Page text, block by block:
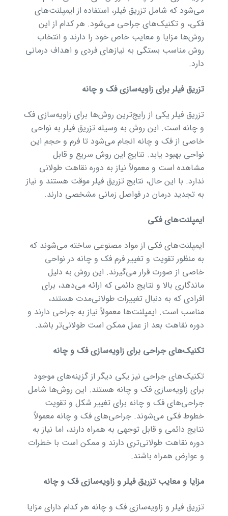
می‌شود که شامل تزریق فیلر، استفاده از ایمپلنت‌های
فکی، و تکنیک‌های جراحی می‌شود. هر کدام از این
روش‌ها مزایا و معایب خاص خود را دارند و انتخاب
روش مناسب بستگی به نیازهای فردی و اهداف درمانی
دارد.
تزریق فیلر برای زاویه‌سازی فک و چانه
تزریق فیلر یکی از رایج‌ترین روش‌ها برای زاویه‌سازی فک
و چانه است. این روش به وسیله تزریق فیلر به نواحی
خاصی از فک و چانه انجام می‌شود تا فرم و حجم این
نواحی بهبود یابد. نتایج این روش سریع و قابل
مشاهده است و معمولاً نیاز به دوره نقاهت طولانی
ندارد. با این حال، نتایج تزریق فیلر موقت هستند و نیاز
به تجدید درمان در فواصل زمانی مشخصی دارند.
ایمپلنت‌های فکی
ایمپلنت‌های فکی از مواد مصنوعی ساخته می‌شوند که
به منظور تقویت و تغییر فرم فک و چانه در نواحی
خاصی از صورت قرار می‌گیرند. این روش به دلیل
ماندگاری بالا و نتایج دائمی که ارائه می‌دهد، برای
افرادی که به دنبال تغییرات طولانی‌مدت هستند،
مناسب است. ایمپلنت‌ها معمولاً نیاز به جراحی دارند و
دوره نقاهت بعد از عمل ممکن است طولانی‌تر باشد.
تکنیک‌های جراحی برای زاویه‌سازی فک و چانه
تکنیک‌های جراحی نیز یکی دیگر از گزینه‌های موجود
برای زاویه‌سازی فک و چانه هستند. این روش‌ها شامل
جراحی‌های فک و چانه برای تغییر شکل و تقویت
خطوط فکی می‌شوند. جراحی‌های فک و چانه معمولاً
نتایج دائمی و قابل توجهی به همراه دارند، اما نیاز به
دوره نقاهت طولانی‌تری دارند و ممکن است با خطرات
و عوارض همراه باشند.
مزایا و معایب تزریق فیلر و زاویه‌سازی فک و چانه
تزریق فیلر و زاویه‌سازی فک و چانه هر کدام دارای مزایا